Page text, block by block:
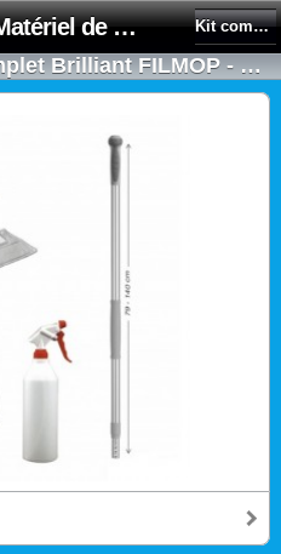
toutOtop' - Matériel de nettoyage, produit d'entretien, lubrifiant pour professionnel et particulier Kit complet pour le nettoyage des vitres
Kit nettoyage vitres complet Brilliant FILMOP - Surfaces hautes et basses